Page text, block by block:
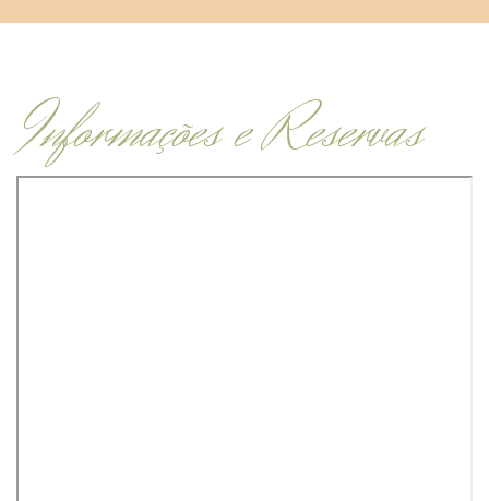
Informações e Reservas